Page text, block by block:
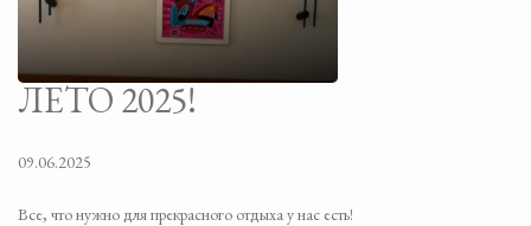
ЛЕТО 2025!
09.06.2025
Все, что нужно для прекрасного отдыха у нас есть!